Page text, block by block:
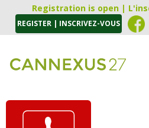
Registration is open |
REGISTER | INSCRIVEZ-VOUS